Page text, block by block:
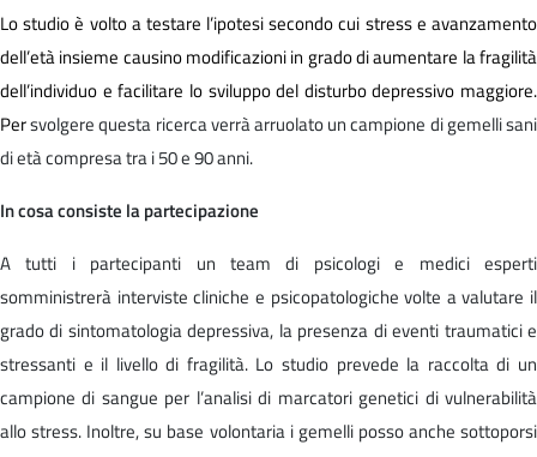
Lo studio è volto a testare l’ipotesi secondo cui stress e avanzamento
dell’età insieme causino modificazioni in grado di aumentare la fragilità
dell’individuo e facilitare lo sviluppo del disturbo depressivo maggiore.
Persvolgere questa ricerca verrà arruolato un campione di gemelli sani
di età compresa tra i 50 e 90 anni.
In cosa consiste la partecipazione
A tutti i partecipanti un team di psicologi e medici esperti
somministrerà interviste cliniche e psicopatologiche volte a valutare il
grado di sintomatologia depressiva, la presenza di eventi traumatici e
stressanti e il livello di fragilità. Lo studio prevede la raccolta di un
campione di sangue per l’analisi di marcatori genetici di vulnerabilità
allo stress. Inoltre, su base volontaria i gemelli posso anche sottoporsi